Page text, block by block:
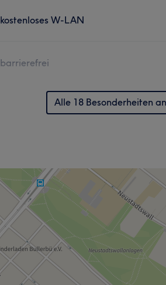
kostenloses W-LAN
barrierefrei
Alle 18 Besonderheiten